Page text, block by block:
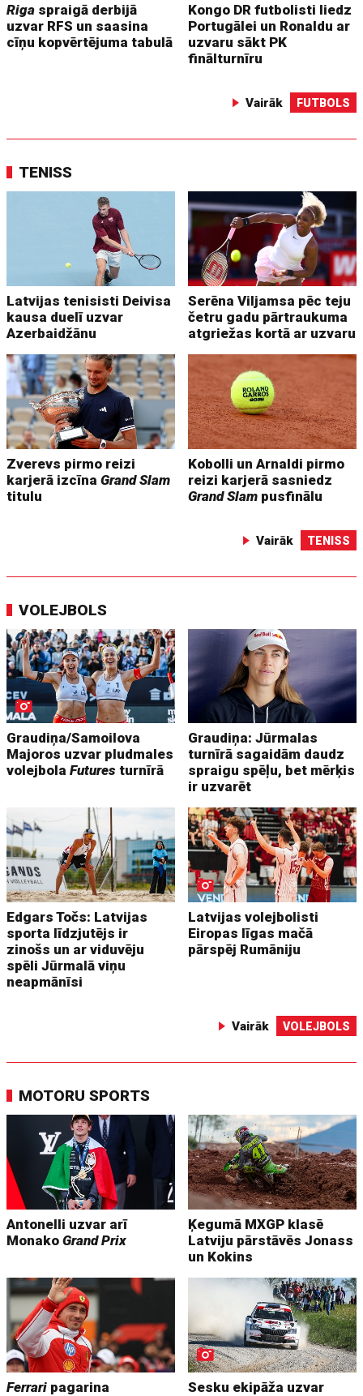
Riga spraigā derbijā
uzvar RFS un saasina
cīņu kopvērtējuma tabulā
Kongo DR futbolisti liedz
Portugālei un Ronaldu ar
uzvaru sākt PK
finālturnīru
Vairāk FUTBOLS
TENISS
Latvijas tenisisti Deivisa
kausa duelī uzvar
Azerbaidžānu
Serēna Viljamsa pēc teju
četru gadu pārtraukuma
atgriežas kortā ar uzvaru
Zverevs pirmo reizi
karjerā izcīnaGrand Slam
titulu
Kobolli un Arnaldi pirmo
reizi karjerā sasniedz
Grand Slam pusfinālu
Vairāk TENISS
VOLEJBOLS
Graudiņa/Samoilova
Majoros uzvar pludmales
volejbolaFutures turnīrā
Graudiņa: Jūrmalas
turnīrā sagaidām daudz
spraigu spēļu, bet mērķis
ir uzvarēt
Edgars Točs: Latvijas
sporta līdzjutējs ir
zinošs un ar viduvēju
spēli Jūrmalā viņu
neapmānīsi
Latvijas volejbolisti
Eiropas līgas mačā
pārspēj Rumāniju
Vairāk VOLEJBOLS
MOTORU SPORTS
Antonelli uzvar arī
MonakoGrand Prix
Ķegumā MXGP klasē
Latviju pārstāvēs Jonass
un Kokins
Ferrari pagarina
Sesku ekipāža uzvar